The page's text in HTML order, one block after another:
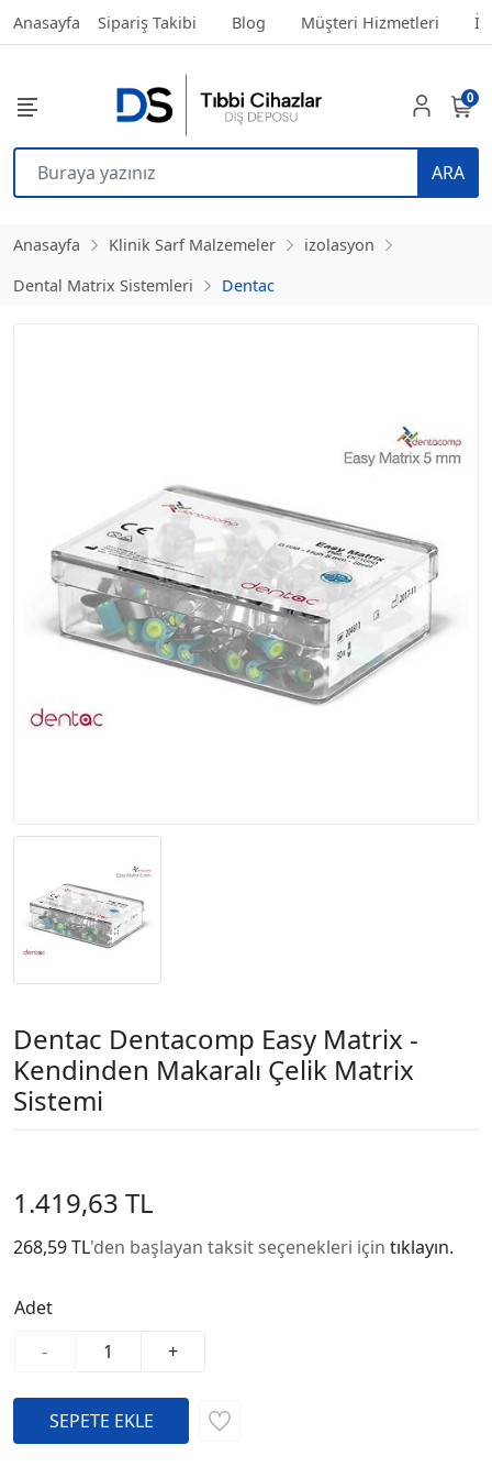
Anasayfa Sipariş Takibi Blog Müşteri Hizmetleri
ARA
0
Anasayfa Klinik Sarf Malzemeler
izolasyon
Dental Matrix Sistemleri
Dentac
Dentac Dentacomp Easy Matrix -
Kendinden Makaralı Çelik Matrix
Sistemi
1.419,63 TL
268,59 TL'den başlayan taksit seçenekleri için tıklayın.
Adet
-
+